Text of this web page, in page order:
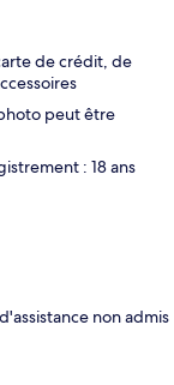
de crédit, de
peut être
: 18 ans
non admis